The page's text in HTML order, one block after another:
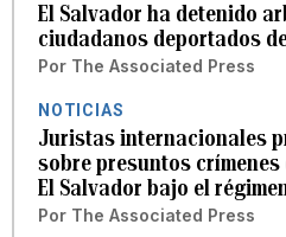
El Salvador ha detenido
ciudadanos deportados
Por The Associated Press
NOTICIAS
Juristas internacionales
sobre presuntos
El Salvador bajo el
Por The Associated Press